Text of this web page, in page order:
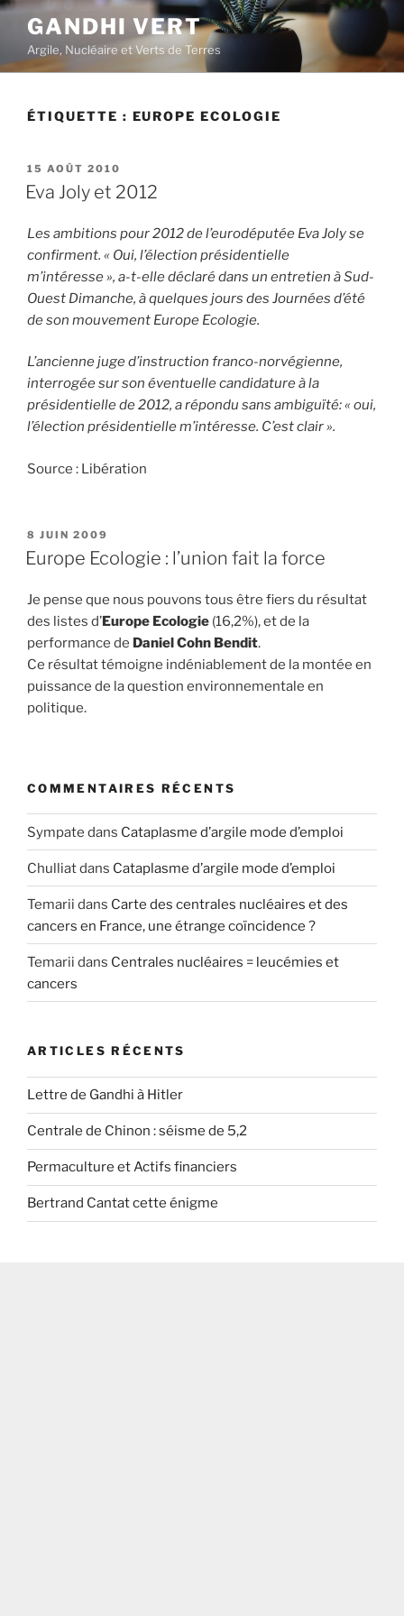
Aller
contenu
principal
GANDHI VERT
Argile, Nucléaire et Verts de Terres
ÉTIQUETTE : EUROPE ECOLOGIE
PUBLIÉ
LE
15 AOÛT 2010
Eva Joly et 2012
Les ambitions pour 2012 de l’eurodéputée Eva Joly se
confirment. « Oui, l’élection présidentielle
m’intéresse », a-t-elle déclaré dans un entretien à Sud-
Ouest Dimanche, à quelques jours des Journées d’été
de son mouvement Europe Ecologie.
L’ancienne juge d’instruction franco-norvégienne,
interrogée sur son éventuelle candidature à la
présidentielle de 2012, a répondu sans ambiguïté: « oui,
l’élection présidentielle m’intéresse. C’est clair ».
Source : Libération
PUBLIÉ
LE
8 JUIN 2009
Europe Ecologie : l’union fait la force
Je pense que nous pouvons tous être fiers du résultat
des listes d’Europe Ecologie (16,2%), et de la
performance de Daniel Cohn Bendit.
Ce résultat témoigne indéniablement de la montée en
puissance de la question environnementale en
politique.
COMMENTAIRES RÉCENTS
Sympate dans Cataplasme d’argile mode d’emploi
Chulliatdans Cataplasme d’argile mode d’emploi
Temarii dans Carte des centrales nucléaires et des
cancers en France, une étrange coïncidence ?
Temarii dans Centrales nucléaires = leucémies et
cancers
ARTICLES RÉCENTS
Lettre de Gandhi à Hitler
Centrale de Chinon : séisme de 5,2
Permaculture et Actifs financiers
Bertrand Cantat cette énigme